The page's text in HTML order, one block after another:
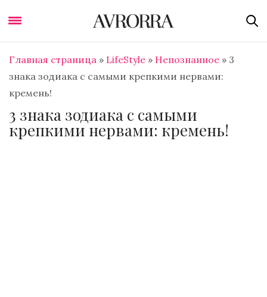
Главная страница » LifeStyle » Непознанное » 3
знака зодиака с самыми крепкими нервами:
кремень!
3 знака зодиака с самыми
крепкими нервами: кремень!